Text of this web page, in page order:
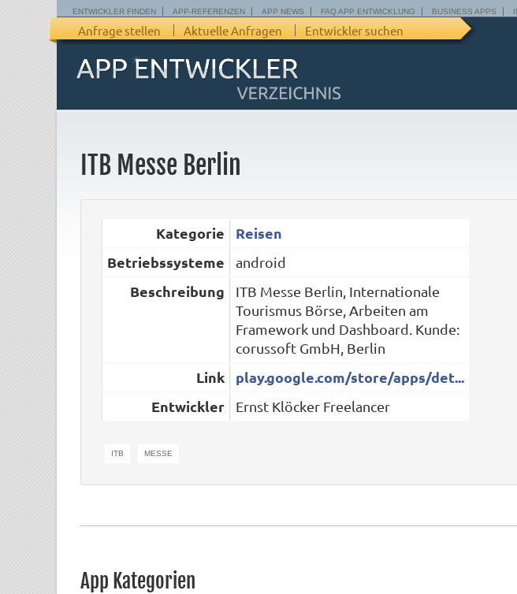
ENTWICKLER FINDEN APP-REFERENZEN APP NEWS FAQ APP ENTWICKLUNG BUSINESS APPS
Anfrage stellen Aktuelle Anfragen Entwickler suchen
ITB Messe Berlin
Kategorie
Reisen
Betriebssysteme
android
Beschreibung
ITB Messe Berlin, Internationale
Tourismus Börse, Arbeiten am
Framework und Dashboard. Kunde:
corussoft GmbH, Berlin
Link
play.google.com/store/apps/det...
Entwickler
Ernst Klöcker Freelancer
ITB MESSE
App Kategorien